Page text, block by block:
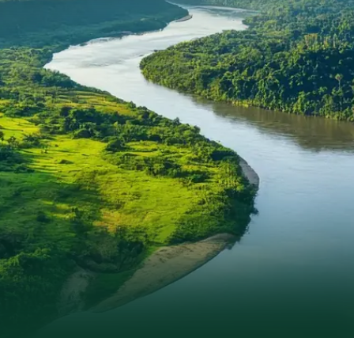
beeindruckende Erfahrung hatte (leider sind wir uns
hinsichtlich seines Namens nicht ganz sicher).
Familie Braun, Berlin